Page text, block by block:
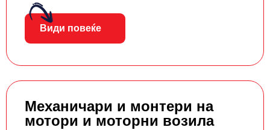
Види повеќе
Механичари и монтери на
мотори и моторни возила